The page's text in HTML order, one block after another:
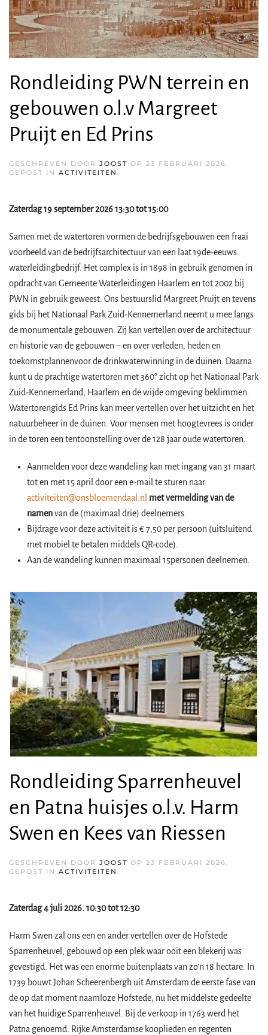
Rondleiding PWN terrein en
gebouwen o.l.v Margreet
Pruijt en Ed Prins
GESCHREVEN DOOR JOOST OP 23 FEBRUARI 2026.
GEPOST IN ACTIVITEITEN .
Zaterdag 19 september 2026 13:30 tot 15:00
Samen met de watertoren vormen de bedrijfsgebouwen een fraai
voorbeeld van de bedrijfsarchitectuur van een laat 19de-eeuws
waterleidingbedrijf. Het complex is in 1898 in gebruik genomen in
opdracht van Gemeente Waterleidingen Haarlem en tot 2002 bij
PWN in gebruik geweest. Ons bestuurslid Margreet Pruijt en tevens
gids bij het Nationaal Park Zuid-Kennemerland neemt u mee langs
de monumentale gebouwen. Zij kan vertellen over de architectuur
en historie van de gebouwen – en over verleden, heden en
toekomstplannenvoor de drinkwaterwinning in de duinen. Daarna
kunt u de prachtige watertoren met 360° zicht op het Nationaal Park
Zuid-Kennemerland, Haarlem en de wijde omgeving beklimmen.
Watertorengids Ed Prins kan meer vertellen over het uitzicht en het
natuurbeheer in de duinen. Voor mensen met hoogtevrees is onder
in de toren een tentoonstelling over de 128 jaar oude watertoren.
Aanmelden voor deze wandeling kan met ingang van 31 maart
tot en met 15 april door een e-mail te sturen naar
activiteiten@onsbloemendaal.nl met vermelding van de
namenvan de (maximaal drie) deelnemers.
Bijdrage voor deze activiteit is € 7,50 per persoon (uitsluitend
met mobiel te betalen middels QR-code).
Aan de wandeling kunnen maximaal 15personen deelnemen.
Rondleiding Sparrenheuvel
en Patna huisjes o.l.v. Harm
Swen en Kees van Riessen
GESCHREVEN DOOR JOOST OP 23 FEBRUARI 2026.
GEPOST IN ACTIVITEITEN .
Zaterdag 4 juli 2026. 10:30 tot 12:30
Harm Swen zal ons een en ander vertellen over de Hofstede
Sparrenheuvel, gebouwd op een plek waar ooit een blekerij was
gevestigd. Het was een enorme buitenplaats van zo’n 18 hectare. In
1739 bouwt Johan Scheerenbergh uit Amsterdam de eerste fase van
de op dat moment naamloze Hofstede, nu het middelste gedeelte
van het huidige Sparrenheuvel. Bij de verkoop in 1763 werd het
Patna genoemd. Rijke Amsterdamse kooplieden en regenten